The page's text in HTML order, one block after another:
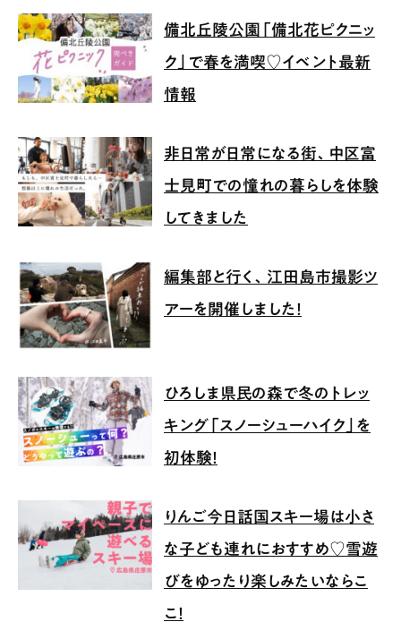
備北丘陵公園「備北花ピクニッ
ク」で春を満喫♡イベント最新
情報
非日常が日常になる街、中区富
士見町での憧れの暮らしを体験
してきました
編集部と行く、江田島市撮影ツ
アーを開催しました！
ひろしま県民の森で冬のトレッ
キング「スノーシューハイク」を
初体験！
りんご今日話国スキー場は小さ
な子ども連れにおすすめ♡雪遊
びをゆったり楽しみたいならこ
こ！